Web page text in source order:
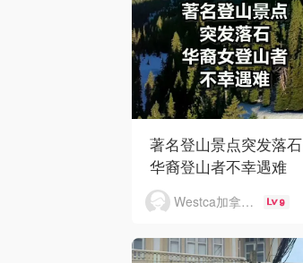
著名登山景点突发落石
华裔登山者不幸遇难
Westca加拿大生活 9